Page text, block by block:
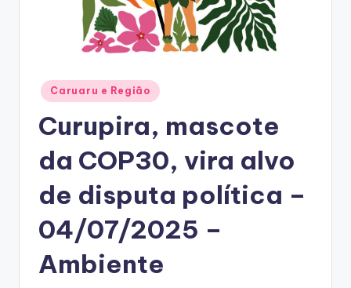
Posted
in
Caruaru e Região
Curupira, mascote
da COP30, vira alvo
de disputa política –
04/07/2025 –
Ambiente